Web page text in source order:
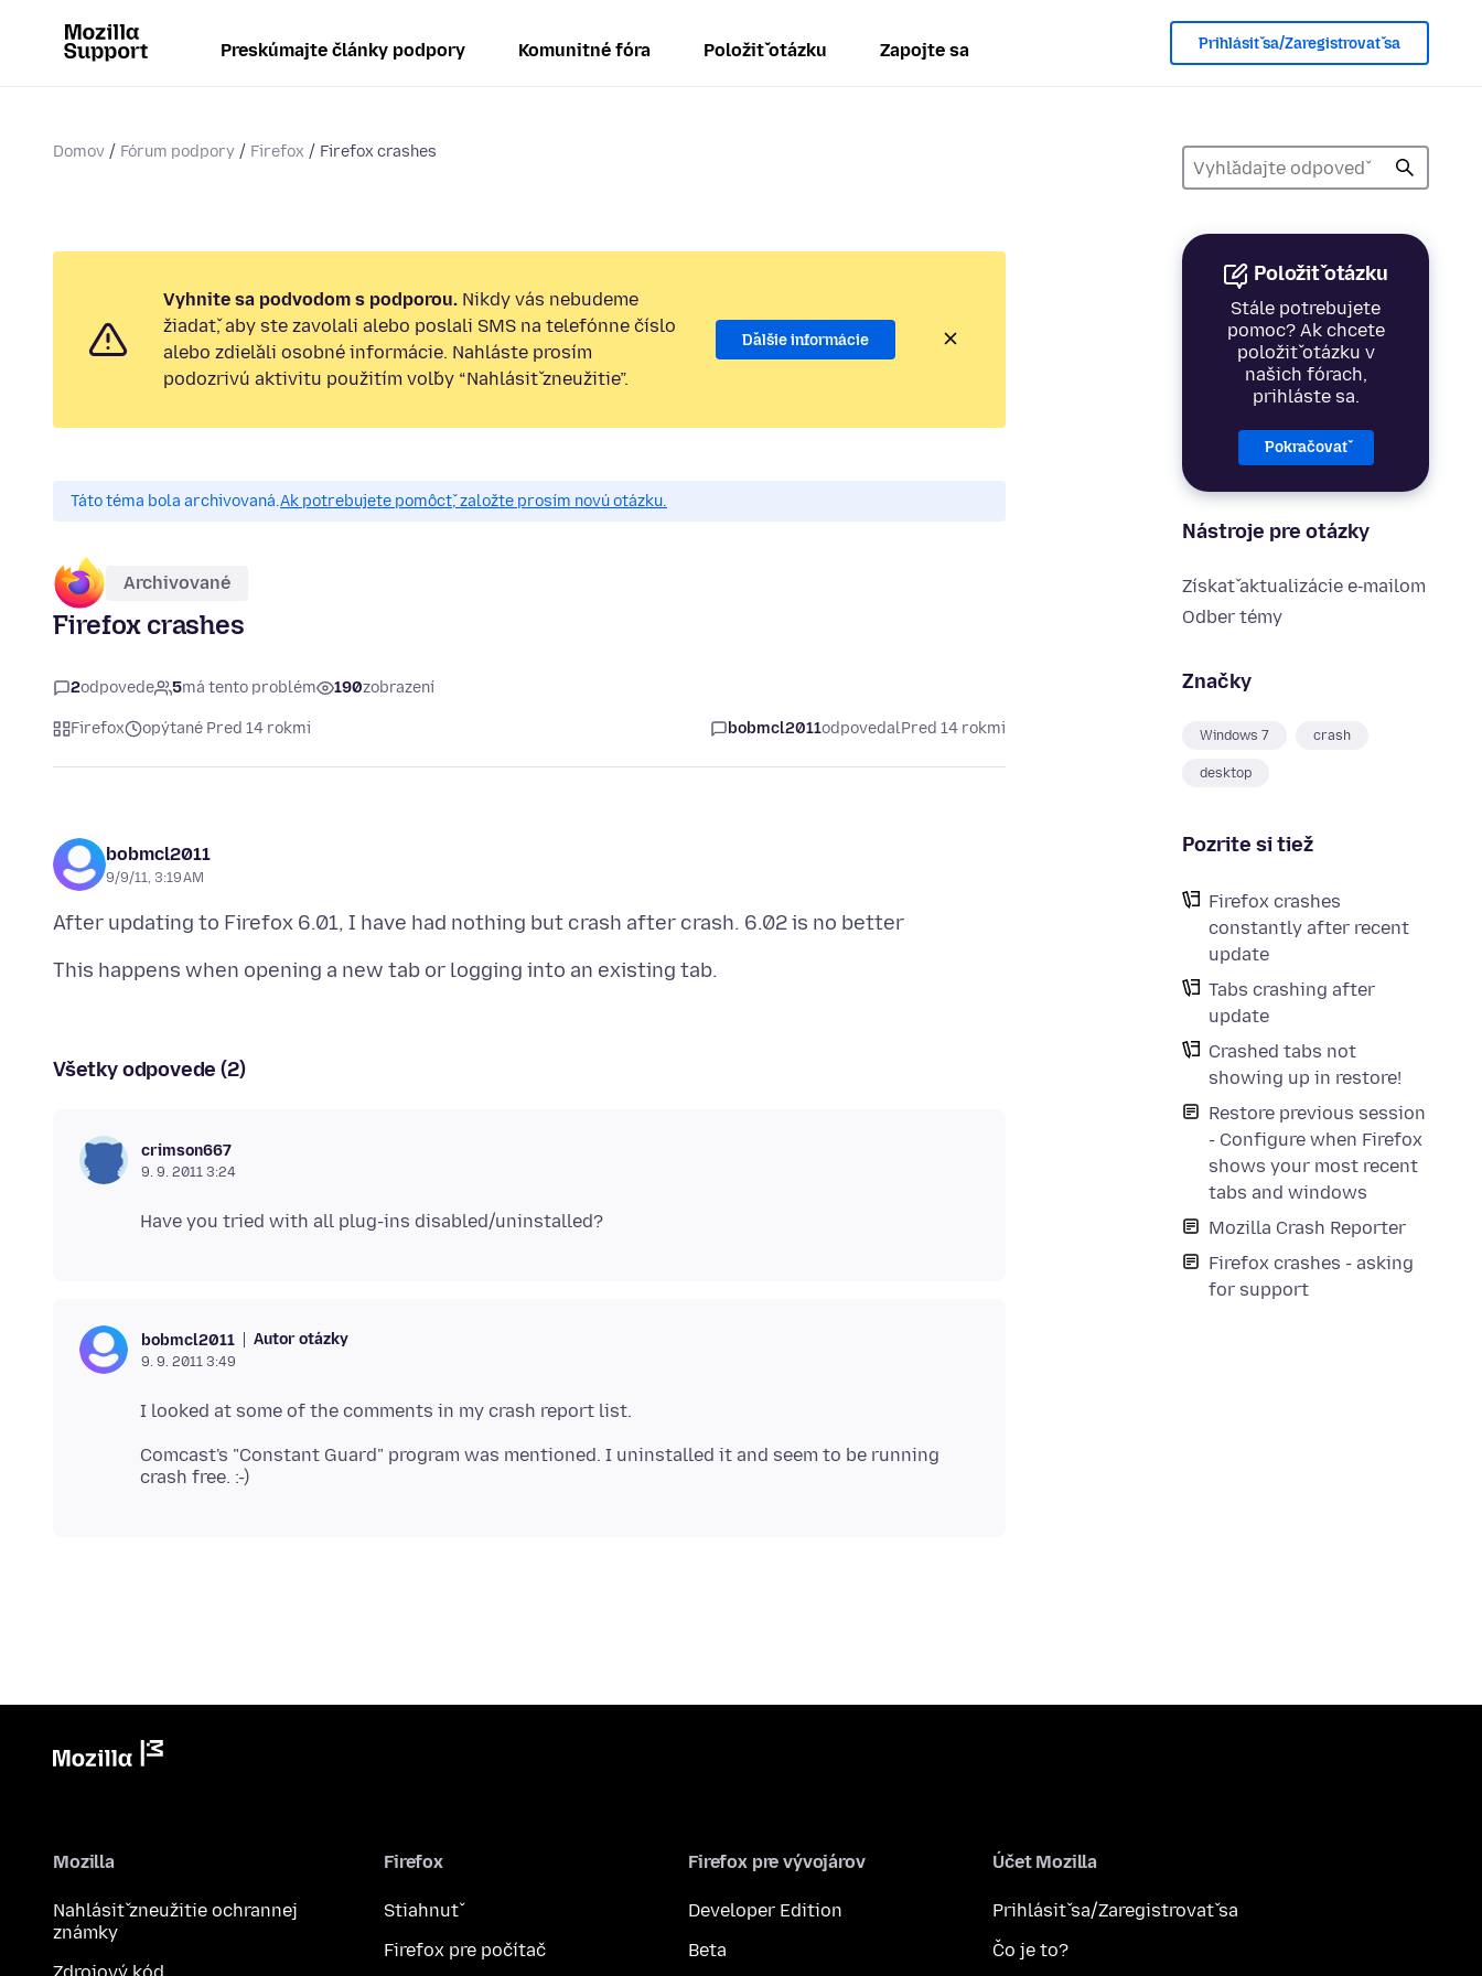
Preskúmajte články podpory Komunitné fóra Položiť otázku Zapojte sa Prihlásiť sa/Zaregistrovať sa
Domov Fórum podpory Firefox Firefox crashes
Položiť otázku
Stále potrebujete
pomoc? Ak chcete
položiť otázku v
našich fórach,
prihláste sa.
Pokračovať
Nástroje pre otázky
Získať aktualizácie e‑mailom
Odber témy
Značky
Windows 7 crash
desktop
Pozrite si tiež
Firefox crashes
constantly after recent
update
Tabs crashing after
update
Crashed tabs not
showing up in restore!
Restore previous session
- Configure when Firefox
shows your most recent
tabs and windows
Mozilla Crash Reporter
Firefox crashes - asking
for support
Vyhnite sa podvodom s podporou. Nikdy vás nebudeme
žiadať, aby ste zavolali alebo poslali SMS na telefónne číslo
alebo zdieľali osobné informácie. Nahláste prosím
podozrivú aktivitu použitím voľby “Nahlásiť zneužitie”.
Ďalšie informácie
Táto téma bola archivovaná.Ak potrebujete pomôcť, založte prosím novú otázku.
Archivované
Firefox crashes
2odpovede 5má tento problém 190zobrazení
Firefox opýtané Pred 14 rokmi bobmcl2011odpovedalPred 14 rokmi
bobmcl2011
9/9/11, 3:19 AM
Všetky odpovede (2)
crimson667
9. 9. 2011 3:24
bobmcl2011 Autor otázky
9. 9. 2011 3:49
Comcast's "Constant Guard" program was mentioned. I uninstalled it and seem to be running
Mozilla
Nahlásiť zneužitie ochrannej
známky
Firefox
Stiahnuť
Firefox pre počítač
Firefox pre vývojárov
Developer Edition
Beta
Účet Mozilla
Prihlásiť sa/Zaregistrovať sa
Čo je to?